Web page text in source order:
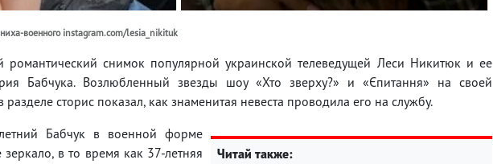
военного instagram.com/lesia_nikituk
романтический снимок популярной украинской телеведущей Леси Никитюк и ее
Бабчука. Возлюбленный звезды шоу «Хто зверху?» и «Єпитання» на своей
разделе сторис показал, как знаменитая невеста проводила его на службу.
Читай также:
Бабчук в военной форме
в то время как 37-летняя